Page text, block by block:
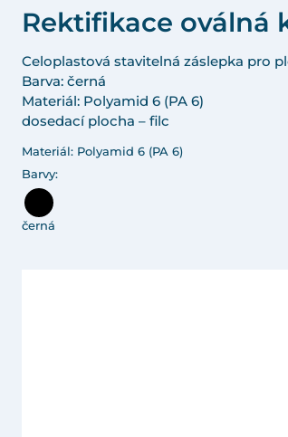
Rektifikace oválná
Celoplastová stavitelná záslepka pro
Barva: černá
Materiál: Polyamid 6 (PA 6)
dosedací plocha – filc
Materiál: Polyamid 6 (PA 6)
Barvy:
černá